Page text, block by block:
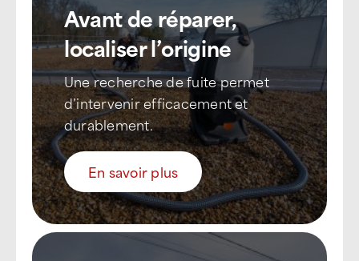
Avant de réparer,
localiser l’origine
Une recherche de fuite permet
d’intervenir efficacement et
durablement.
En savoir plus